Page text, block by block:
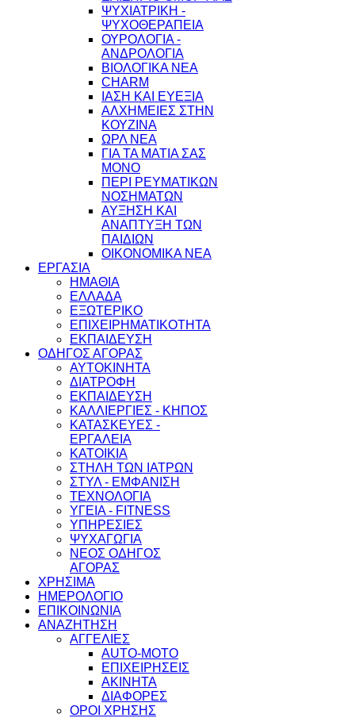
ΨΥΧΙΑΤΡΙΚΗ -
ΨΥΧΟΘΕΡΑΠΕΙΑ
ΟΥΡΟΛΟΓΙΑ -
ΑΝΔΡΟΛΟΓΙΑ
ΒΙΟΛΟΓΙΚΑ ΝΕΑ
CHARM
ΙΑΣΗ ΚΑΙ ΕΥΕΞΙΑ
ΑΛΧΗΜΕΙΕΣ ΣΤΗΝ
ΚΟΥΖΙΝΑ
ΩΡΛ ΝEA
ΓΙΑ ΤΑ ΜΑΤΙΑ ΣΑΣ
ΜΟΝΟ
ΠΕΡΙ ΡΕΥΜΑΤΙΚΩΝ
ΝΟΣΗΜΑΤΩΝ
ΑΥΞΗΣΗ ΚΑΙ
ΑΝΑΠΤΥΞΗ ΤΩΝ
ΠΑΙΔΙΩΝ
ΟΙΚΟΝΟΜΙΚΑ ΝΕΑ
ΕΡΓΑΣΙΑ
ΗΜΑΘΙΑ
ΕΛΛΑΔΑ
ΕΞΩΤΕΡΙΚΟ
ΕΠΙΧΕΙΡΗΜΑΤΙΚΟΤΗΤΑ
ΕΚΠΑΙΔΕΥΣΗ
ΟΔΗΓΟΣ ΑΓΟΡΑΣ
ΑΥΤΟΚΙΝΗΤΑ
ΔΙΑΤΡΟΦΗ
ΕΚΠΑΙΔΕΥΣΗ
ΚΑΛΛΙΕΡΓΙΕΣ - ΚΗΠΟΣ
ΚΑΤΑΣΚΕΥΕΣ -
ΕΡΓΑΛΕΙΑ
ΚΑΤΟΙΚΙΑ
ΣΤΗΛΗ ΤΩΝ ΙΑΤΡΩΝ
ΣΤΥΛ - ΕΜΦΑΝΙΣΗ
ΤΕΧΝΟΛΟΓΙΑ
ΥΓΕΙΑ - FITNESS
ΥΠΗΡΕΣΙΕΣ
ΨΥΧΑΓΩΓΙΑ
ΝΕΟΣ ΟΔΗΓΟΣ
ΑΓΟΡΑΣ
ΧΡΗΣΙΜΑ
ΗΜΕΡΟΛΟΓΙΟ
ΕΠΙΚΟΙΝΩΝΙΑ
ΑΝΑΖΗΤΗΣΗ
ΑΓΓΕΛΙΕΣ
AUTO-MOTO
ΕΠΙΧΕΙΡΗΣΕΙΣ
ΑΚΙΝΗΤΑ
ΔΙΑΦΟΡΕΣ
ΟΡΟΙ ΧΡΗΣΗΣ